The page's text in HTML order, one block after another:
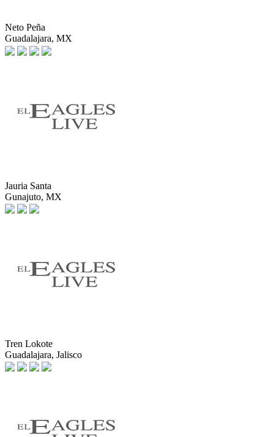
Neto Peña
Guadalajara, MX
Jauria Santa
Gunajuto, MX
Tren Lokote
Guadalajara, Jalisco